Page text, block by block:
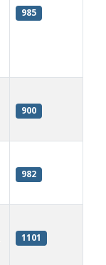
985
900
982
1101